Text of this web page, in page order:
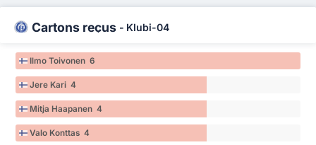
Cartons reçus - Klubi-04
Ilmo Toivonen 6
Jere Kari 4
Mitja Haapanen 4
Valo Konttas 4